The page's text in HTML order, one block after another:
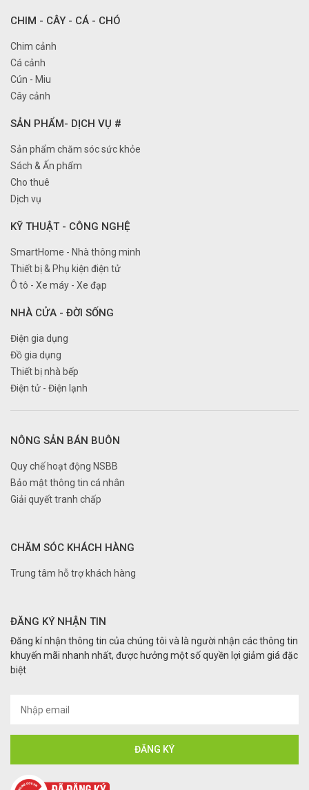
CHIM - CÂY - CÁ - CHÓ
Chim cảnh
Cá cảnh
Cún - Miu
Cây cảnh
SẢN PHẨM- DỊCH VỤ #
Sản phẩm chăm sóc sức khỏe
Sách & Ấn phẩm
Cho thuê
Dịch vụ
KỸ THUẬT - CÔNG NGHỆ
SmartHome - Nhà thông minh
Thiết bị & Phụ kiện điện tử
Ô tô - Xe máy - Xe đạp
NHÀ CỬA - ĐỜI SỐNG
Điện gia dụng
Đồ gia dụng
Thiết bị nhà bếp
Điện tử - Điện lạnh
NÔNG SẢN BÁN BUÔN
Quy chế hoạt động NSBB
Bảo mật thông tin cá nhân
Giải quyết tranh chấp
CHĂM SÓC KHÁCH HÀNG
Trung tâm hỗ trợ khách hàng
ĐĂNG KÝ NHẬN TIN
Đăng kí nhận thông tin của chúng tôi và là người nhận các thông tin
khuyến mãi nhanh nhất, được hưởng một số quyền lợi giảm giá đặc
biệt